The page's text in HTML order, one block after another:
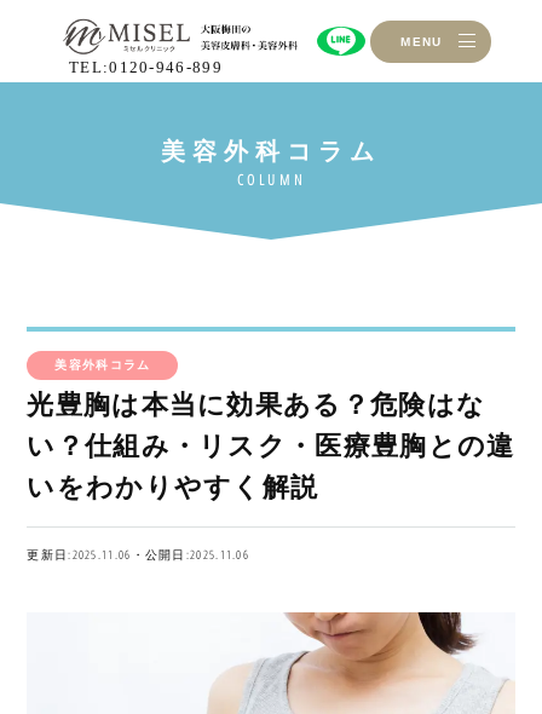
TEL:0120-946-899
MENU
美容外科コラム
光豊胸は本当に効果ある？危険はな
い？仕組み・リスク・医療豊胸との違
いをわかりやすく解説
更新日:2025.11.06・公開日:2025.11.06